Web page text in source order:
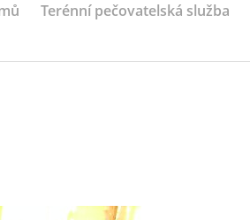
Terénní pečovatelská služba